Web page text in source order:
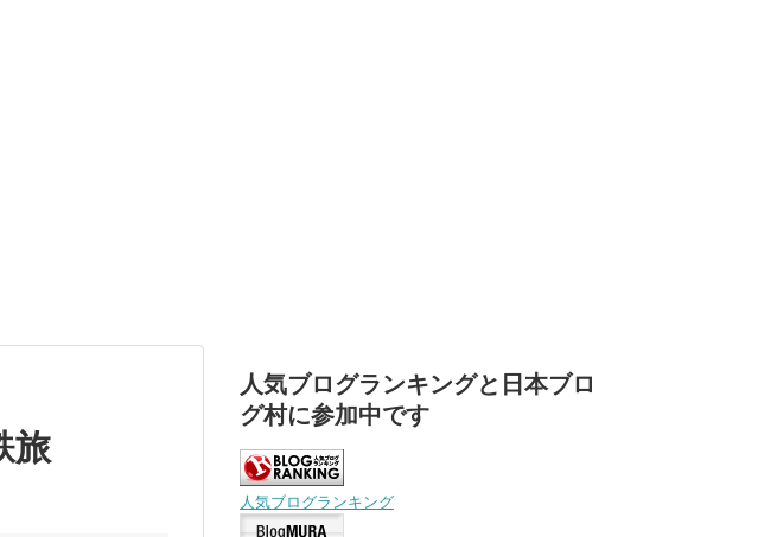
旅
人気ブログランキングと日本ブロ
グ村に参加中です
人気ブログランキング